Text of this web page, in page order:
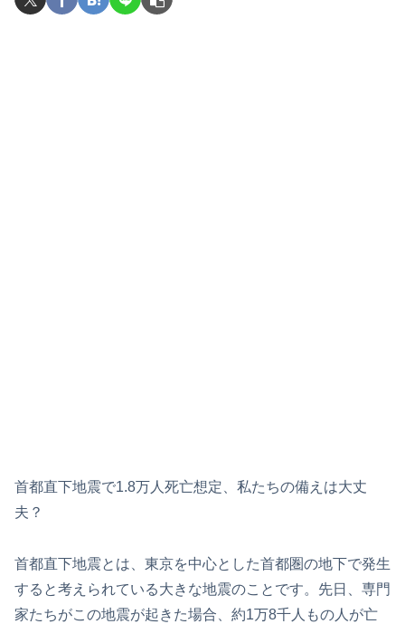
首都直下地震で1.8万人死亡想定、私たちの備えは大丈
夫？
首都直下地震とは、東京を中心とした首都圏の地下で発生
すると考えられている大きな地震のことです。先日、専門
家たちがこの地震が起きた場合、約1万8千人もの人が亡